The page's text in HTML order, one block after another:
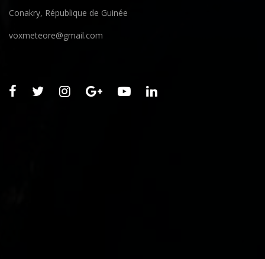
Conakry, République de Guinée
voxmeteore@gmail.com